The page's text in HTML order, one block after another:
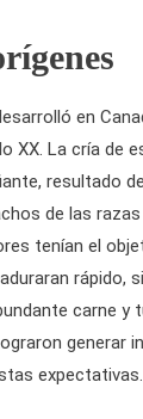
en
XX. La cría de
resultado
de las
tenían el
rápido,
carne y
generar
expectativas.